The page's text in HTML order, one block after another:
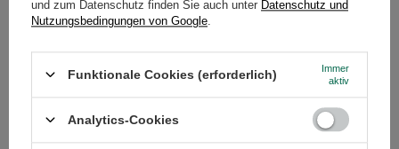
KUNDENREZENSIONEN (0)
Brauchen Sie Hilfe? Haben Sie Fragen?
umgehend antworten und die
Stelle eine Frage
und zum Datenschutz finden Sie auch unter Datenschutz und
Nutzungsbedingungen von Google
Funktionale Cookies (erforderlich)
Immer
aktiv
Analytics-Cookies